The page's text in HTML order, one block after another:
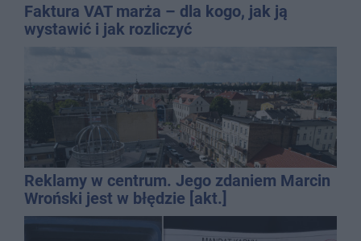
Faktura VAT marża – dla kogo, jak ją
wystawić i jak rozliczyć
Reklamy w centrum. Jego zdaniem Marcin
Wroński jest w błędzie [akt.]